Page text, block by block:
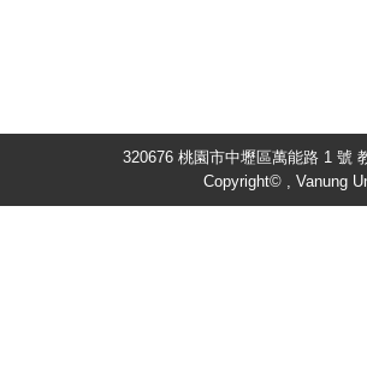
320676 桃園市中壢區萬能路 1 號
Copyright© , Vanung